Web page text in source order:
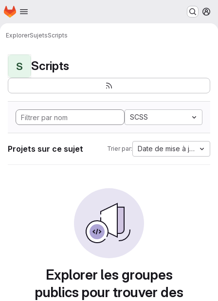
Passer au contenu principal
Page d'accueil
ExplorerSujetsScripts
S Scripts
SCSS
Projets sur ce sujet Trier par: Date de mise à jour
Explorer les groupes
publics pour trouver des